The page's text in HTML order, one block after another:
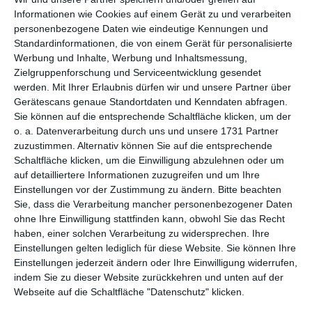
Informationen wie Cookies auf einem Gerät zu und verarbeiten
personenbezogene Daten wie eindeutige Kennungen und
Standardinformationen, die von einem Gerät für personalisierte
Werbung und Inhalte, Werbung und Inhaltsmessung,
Zielgruppenforschung und Serviceentwicklung gesendet
werden.
Mit Ihrer Erlaubnis dürfen wir und unsere Partner über
Gerätescans genaue Standortdaten und Kenndaten abfragen.
Sie können auf die entsprechende Schaltfläche klicken, um der
o. a. Datenverarbeitung durch uns und unsere 1731 Partner
zuzustimmen. Alternativ können Sie auf die entsprechende
Schaltfläche klicken, um die Einwilligung abzulehnen oder um
auf detailliertere Informationen zuzugreifen und um Ihre
Einstellungen vor der Zustimmung zu ändern.
Bitte beachten
Sie, dass die Verarbeitung mancher personenbezogener Daten
ohne Ihre Einwilligung stattfinden kann, obwohl Sie das Recht
haben, einer solchen Verarbeitung zu widersprechen. Ihre
Einstellungen gelten lediglich für diese Website. Sie können Ihre
Einstellungen jederzeit ändern oder Ihre Einwilligung widerrufen,
indem Sie zu dieser Website zurückkehren und unten auf der
Webseite auf die Schaltfläche "Datenschutz" klicken.
TEILEN
Facebook, Twitter, WhatsApp, ...
WEITERE KARTEN IN DIESEN
KATEGORIEN ANSEHEN
Liebe und Gefühle
Ich liebe Dich